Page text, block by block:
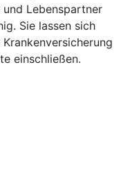
Lebenspartner
Sie lassen sich
einschließen.